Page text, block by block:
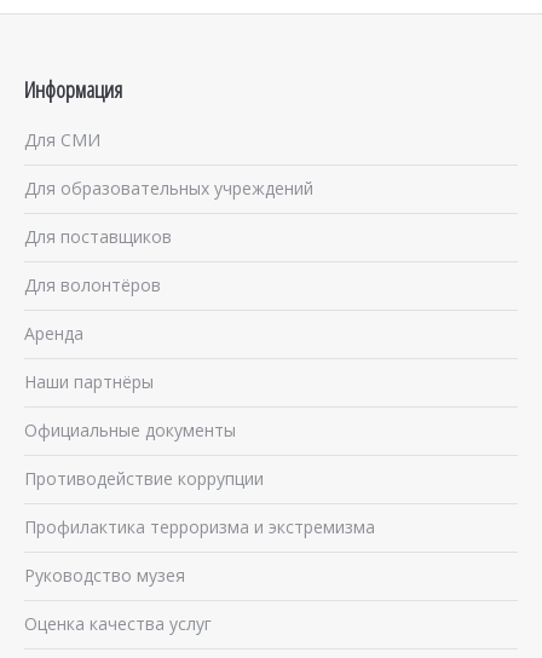
Информация
Для СМИ
Для образовательных учреждений
Для поставщиков
Для волонтёров
Аренда
Наши партнёры
Официальные документы
Противодействие коррупции
Профилактика терроризма и экстремизма
Руководство музея
Оценка качества услуг